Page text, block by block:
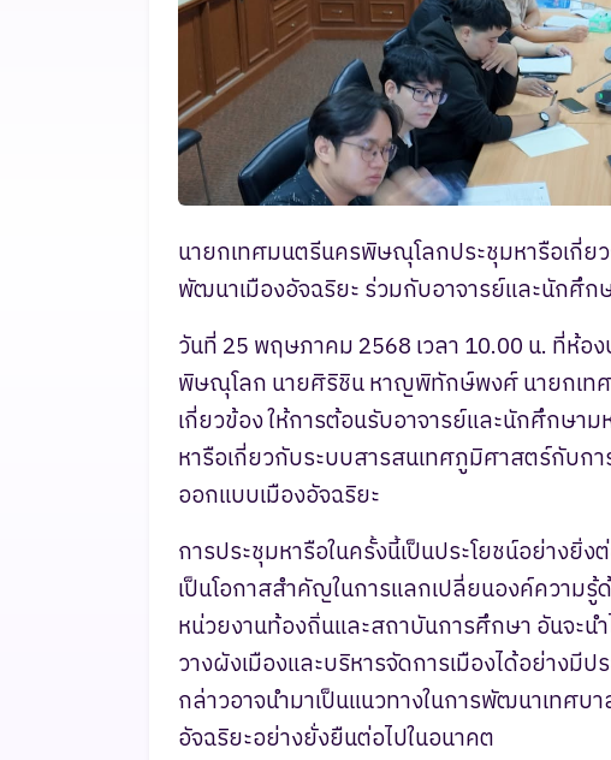
นายกเทศมนตรีนครพิษณุโลกประชุมหารือเกี่
พัฒนาเมืองอัจฉริยะ ร่วมกับอาจารย์และนักศึ
วันที่ 25 พฤษภาคม 2568 เวลา 10.00 น. ที่ห้
พิษณุโลก นายศิริชิน หาญพิทักษ์พงศ์ นายกเท
เกี่ยวข้อง ให้การต้อนรับอาจารย์และนักศึกษา
หารือเกี่ยวกับระบบสารสนเทศภูมิศาสตร์กับก
ออกแบบเมืองอัจฉริยะ
การประชุมหารือในครั้งนี้เป็นประโยชน์อย่าง
เป็นโอกาสสำคัญในการแลกเปลี่ยนองค์ความ
หน่วยงานท้องถิ่นและสถาบันการศึกษา อันจะน
วางผังเมืองและบริหารจัดการเมืองได้อย่าง
กล่าวอาจนำมาเป็นแนวทางในการพัฒนาเทศบ
อัจฉริยะอย่างยั่งยืนต่อไปในอนาคต